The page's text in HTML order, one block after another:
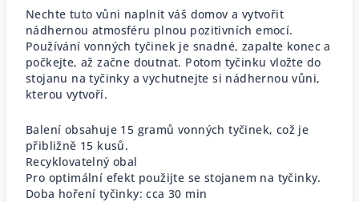
Nechte tuto vůni naplnit váš domov a vytvořit
nádhernou atmosféru plnou pozitivních emocí.
Používání vonných tyčinek je snadné, zapalte konec a
počkejte, až začne doutnat. Potom tyčinku vložte do
stojanu na tyčinky a vychutnejte si nádhernou vůni,
kterou vytvoří.
Balení obsahuje 15 gramů vonných tyčinek, což je
přibližně 15 kusů.
Recyklovatelný obal
Pro optimální efekt použijte se stojanem na tyčinky.
Doba hoření tyčinky: cca 30 min